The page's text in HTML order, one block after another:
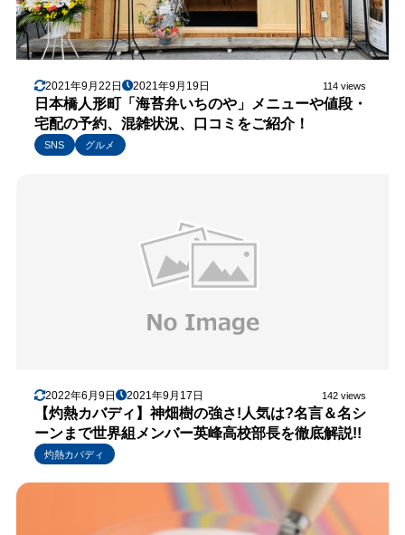
2021年9月22日 2021年9月19日 114 views
日本橋人形町「海苔弁いちのや」メニューや値段・
宅配の予約、混雑状況、口コミをご紹介！
SNS グルメ
2022年6月9日 2021年9月17日 142 views
【灼熱カバディ】神畑樹の強さ!人気は?名言＆名シ
ーンまで世界組メンバー英峰高校部長を徹底解説!!
灼熱カバディ